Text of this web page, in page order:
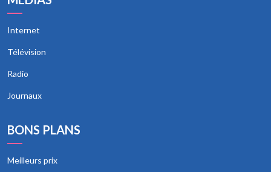
Internet
Télévision
Radio
Journaux
BONS PLANS
Meilleurs prix